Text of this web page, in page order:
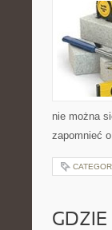
nie można
zapomnieć